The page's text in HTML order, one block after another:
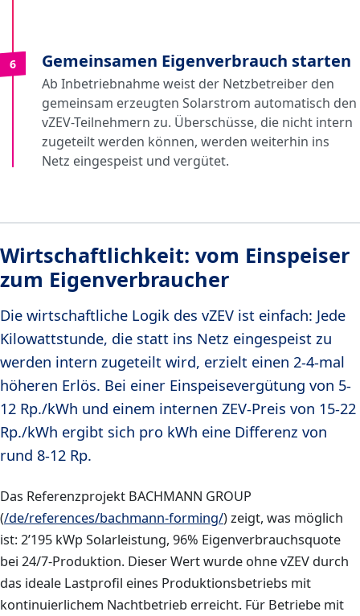
6 Gemeinsamen Eigenverbrauch starten
Ab Inbetriebnahme weist der Netzbetreiber den
gemeinsam erzeugten Solarstrom automatisch den
vZEV-Teilnehmern zu. Überschüsse, die nicht intern
zugeteilt werden können, werden weiterhin ins
Netz eingespeist und vergütet.
Wirtschaftlichkeit: vom Einspeiser
zum Eigenverbraucher
Die wirtschaftliche Logik des vZEV ist einfach: Jede
Kilowattstunde, die statt ins Netz eingespeist zu
werden intern zugeteilt wird, erzielt einen 2-4-mal
höheren Erlös. Bei einer Einspeisevergütung von 5-
12 Rp./kWh und einem internen ZEV-Preis von 15-22
Rp./kWh ergibt sich pro kWh eine Differenz von
rund 8-12 Rp.
Das Referenzprojekt BACHMANN GROUP
(/de/references/bachmann-forming/) zeigt, was möglich
ist: 2’195 kWp Solarleistung, 96% Eigenverbrauchsquote
bei 24/7-Produktion. Dieser Wert wurde ohne vZEV durch
das ideale Lastprofil eines Produktionsbetriebs mit
kontinuierlichem Nachtbetrieb erreicht. Für Betriebe mit